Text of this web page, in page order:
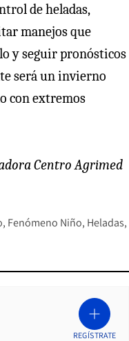
de heladas,
manejos que
y seguir pronósticos
será un invierno
con extremos
Centro Agrimed
Fenómeno Niño Heladas
REGÍSTRATE